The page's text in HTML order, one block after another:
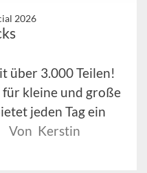
2026
über 3.000 Teilen!
kleine und große
jeden Tag ein
Von Kerstin